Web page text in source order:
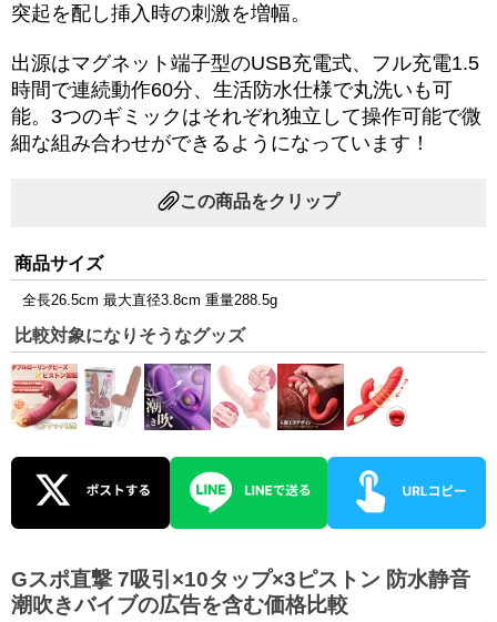
突起を配し挿入時の刺激を増幅。
出源はマグネット端子型のUSB充電式、フル充電1.5
時間で連続動作60分、生活防水仕様で丸洗いも可
能。3つのギミックはそれぞれ独立して操作可能で微
細な組み合わせができるようになっています！
この商品をクリップ
商品サイズ
全長26.5cm 最大直径3.8cm 重量288.5g
比較対象になりそうなグッズ
Gスポ直撃 7吸引×10タップ×3ピストン 防水静音
潮吹きバイブの広告を含む価格比較